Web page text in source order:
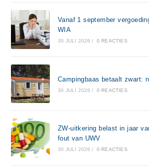
Vanaf 1 september
WIA
30 JULI 2026 / 0 REACTIES
Campingbaas betaalt zwart:
30 JULI 2026 / 0 REACTIES
ZW-uitkering belast in jaar
fout van UWV
30 JULI 2026 / 0 REACTIES